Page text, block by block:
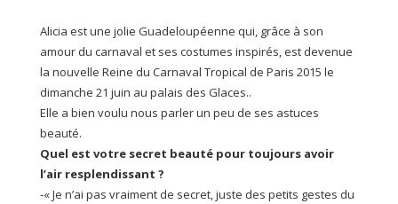
Alicia est une jolie Guadeloupéenne qui, grâce à son
amour du carnaval et ses costumes inspirés, est devenue
la nouvelle Reine du Carnaval Tropical de Paris 2015 le
dimanche 21 juin au palais des Glaces..
Elle a bien voulu nous parler un peu de ses astuces
beauté.
Quel est votre secret beauté pour toujours avoir
l’air resplendissant ?
-« Je n’ai pas vraiment de secret, juste des petits gestes du